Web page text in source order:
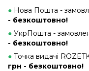
● Нова Пошта -
- безкоштовно!
● УкрПошта -
- безкоштовно!
● Точка видачі
грн - безкоштовно!